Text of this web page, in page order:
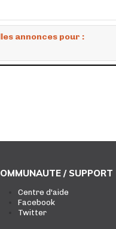
annonces pour :
/ SUPPORT
Centre d'aide
Facebook
Twitter